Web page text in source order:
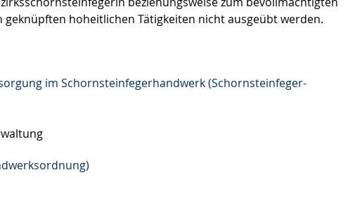
hoheitlichen Tätigkeiten nicht ausgeübt werden.
im Schornsteinfegerhandwerk (Schornsteinfeger-